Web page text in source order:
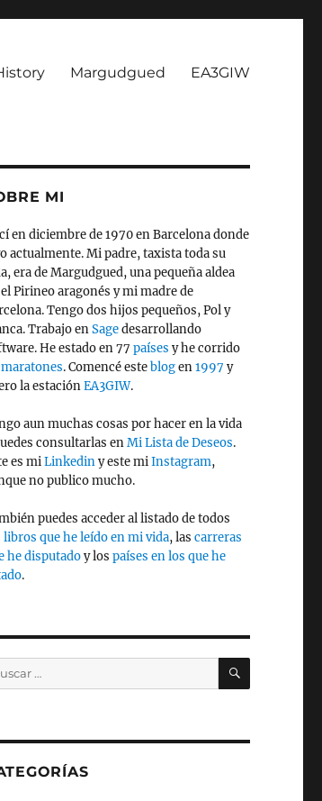
Margudgued EA3GIW
MI
en diciembre de 1970 en Barcelona donde
actualmente. Mi padre, taxista toda su
era de Margudgued, una pequeña aldea
Pirineo aragonés y mi madre de
Tengo dos hijos pequeños, Pol y
Trabajo enSagedesarrollando
He estado en 77 países y he corrido
maratones. Comencé esteblogen1997 y
la estaciónEA3GIW.
aun muchas cosas por hacer en la vida
consultarlas enMi Lista de Deseos.
es miLinkediny este miInstagram,
no publico mucho.
puedes acceder al listado de todos
libros que he leído en mi vida, las carreras
he disputadoy los países en los que he
.
BUSCAR